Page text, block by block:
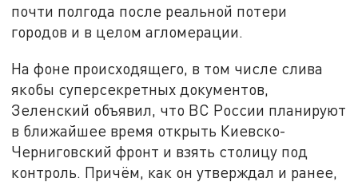
почти полгода после реальной потери
городов и в целом агломерации.
На фоне происходящего, в том числе слива
якобы суперсекретных документов,
Зеленский объявил, что ВС России планируют
в ближайшее время открыть Киевско-
Черниговский фронт и взять столицу под
контроль. Причём, как он утверждал и ранее,